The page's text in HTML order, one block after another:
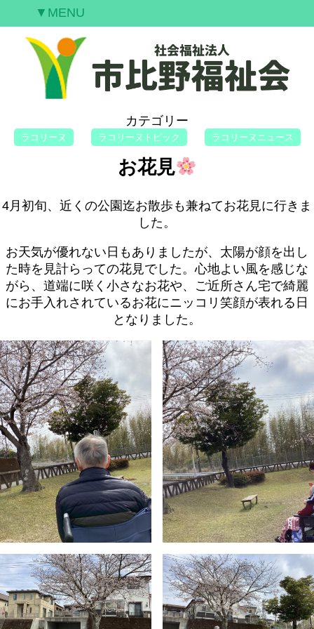
▼MENU
私たちの願い
事業案内
空室情報
研修案内
お問合せ
カテゴリー
ラコリーヌ ラコリーヌトピック ラコリーヌニュース
お花見
4月初旬、近くの公園迄お散歩も兼ねてお花見に行きま
した。
お天気が優れない日もありましたが、太陽が顔を出し
た時を見計らっての花見でした。心地よい風を感じな
がら、道端に咲く小さなお花や、ご近所さん宅で綺麗
にお手入れされているお花にニッコリ笑顔が表れる日
となりました。